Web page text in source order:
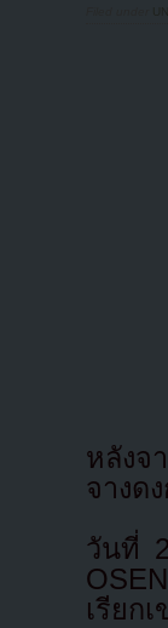
หลังจ
จางด
วันที่
เรียก